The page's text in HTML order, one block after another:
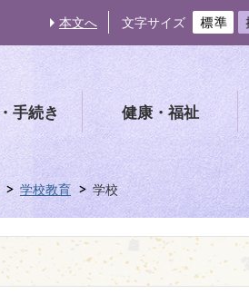
本文へ 文字サイズ
手続き 健康・福祉
学校教育 学校